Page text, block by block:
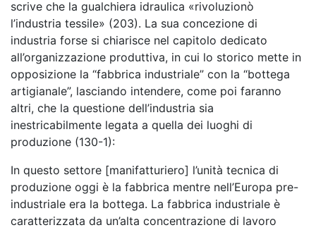
scrive che la gualchiera idraulica «rivoluzionò
l’industria tessile» (203). La sua concezione di
industria forse si chiarisce nel capitolo dedicato
all’organizzazione produttiva, in cui lo storico mette in
opposizione la “fabbrica industriale” con la “bottega
artigianale”, lasciando intendere, come poi faranno
altri, che la questione dell’industria sia
inestricabilmente legata a quella dei luoghi di
produzione (130-1):
In questo settore [manifatturiero] l’unità tecnica di
produzione oggi è la fabbrica mentre nell’Europa pre-
industriale era la bottega. La fabbrica industriale è
caratterizzata da un’alta concentrazione di lavoro